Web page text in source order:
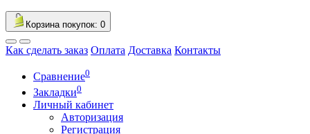
Корзинапокупок: 0
Как сделать заказ Оплата Доставка Контакты
Сравнение0
Закладки0
Личный кабинет
Авторизация
Регистрация